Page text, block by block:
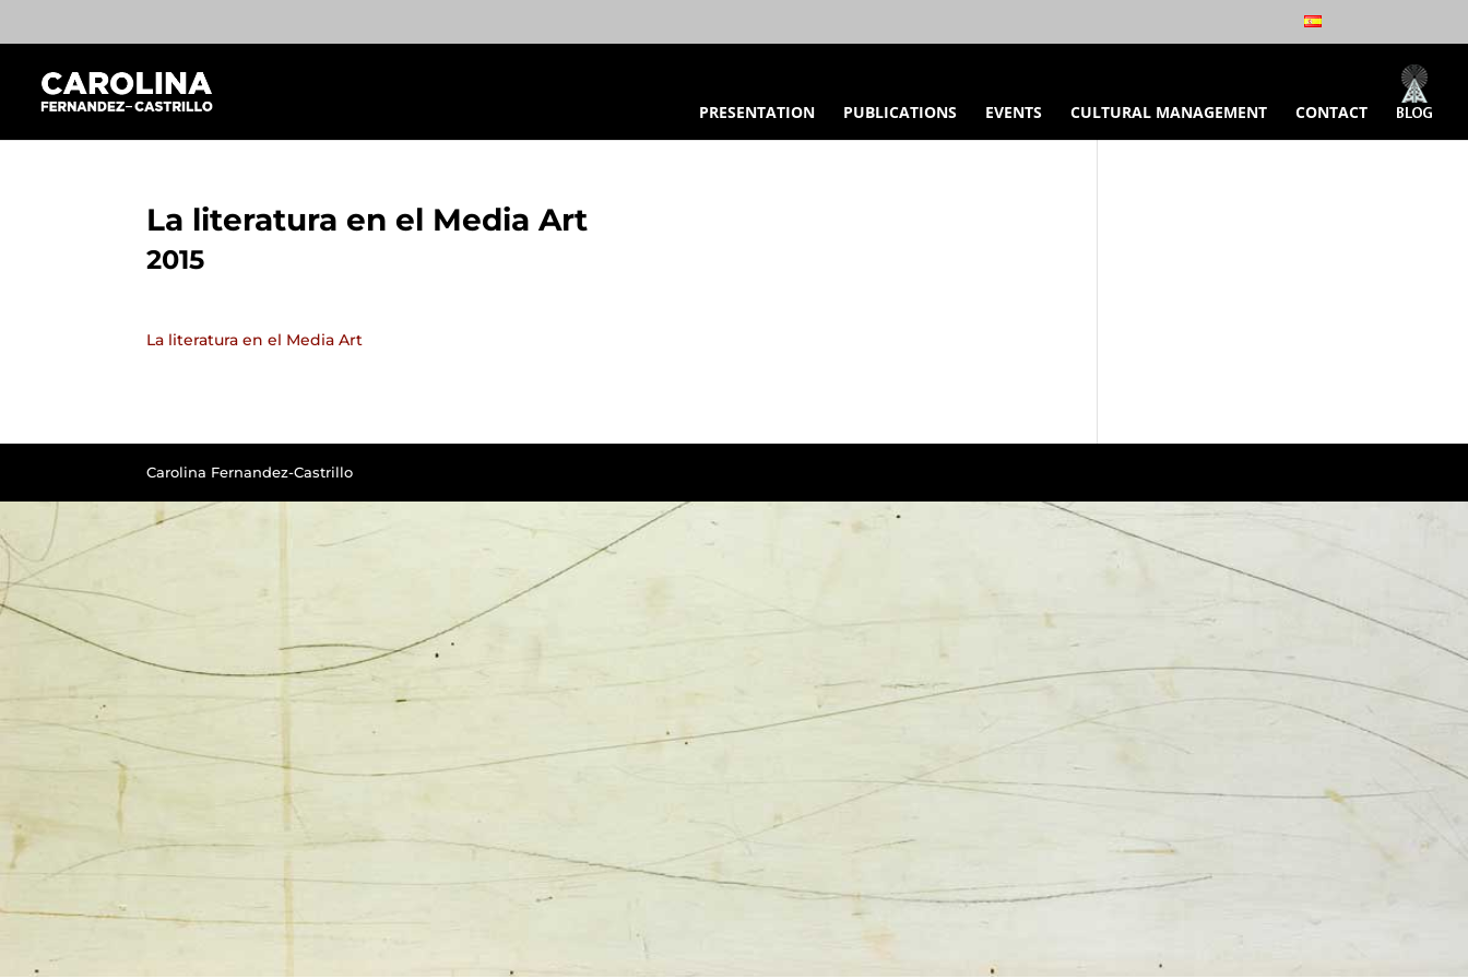
PRESENTATION PUBLICATIONS EVENTS CULTURAL MANAGEMENT CONTACT
La literatura en el Media Art
2015
La literatura en el Media Art
Carolina Fernandez-Castrillo